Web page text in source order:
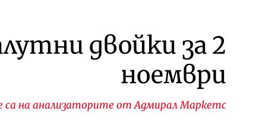
двойки за 2
ноември
са на анализаторите от Адмирал Маркетс